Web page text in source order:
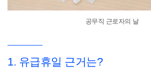
공무직 근로자의 날
1. 유급휴일 근거는?